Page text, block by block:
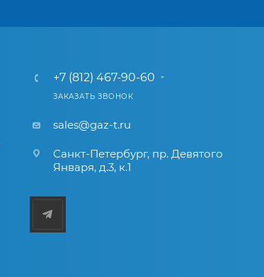
+7 (812) 467-90-60
ЗАКАЗАТЬ ЗВОНОК
sales@gaz-t.ru
Санкт-Петербург, пр. Девятого
Января, д.3, к.1